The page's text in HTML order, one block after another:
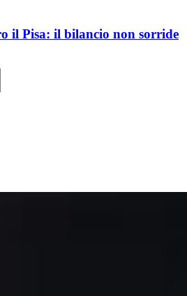
il Pisa: il bilancio non sorride